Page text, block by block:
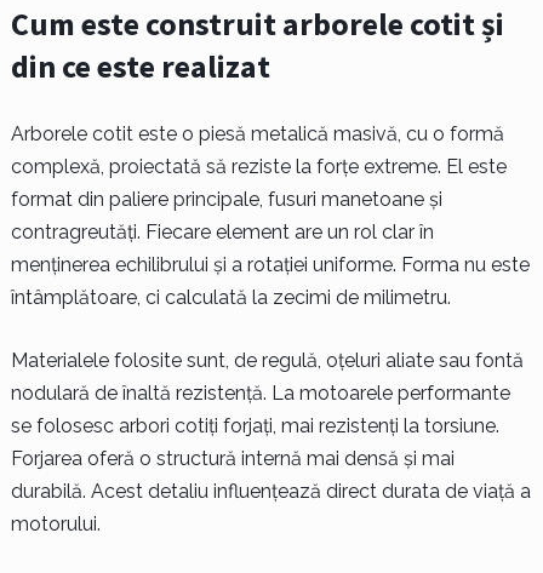
Cum este construit arborele cotit și
din ce este realizat
Arborele cotit este o piesă metalică masivă, cu o formă
complexă, proiectată să reziste la forțe extreme. El este
format din paliere principale, fusuri manetoane și
contragreutăți. Fiecare element are un rol clar în
menținerea echilibrului și a rotației uniforme. Forma nu este
întâmplătoare, ci calculată la zecimi de milimetru.
Materialele folosite sunt, de regulă, oțeluri aliate sau fontă
nodulară de înaltă rezistență. La motoarele performante
se folosesc arbori cotiți forjați, mai rezistenți la torsiune.
Forjarea oferă o structură internă mai densă și mai
durabilă. Acest detaliu influențează direct durata de viață a
motorului.